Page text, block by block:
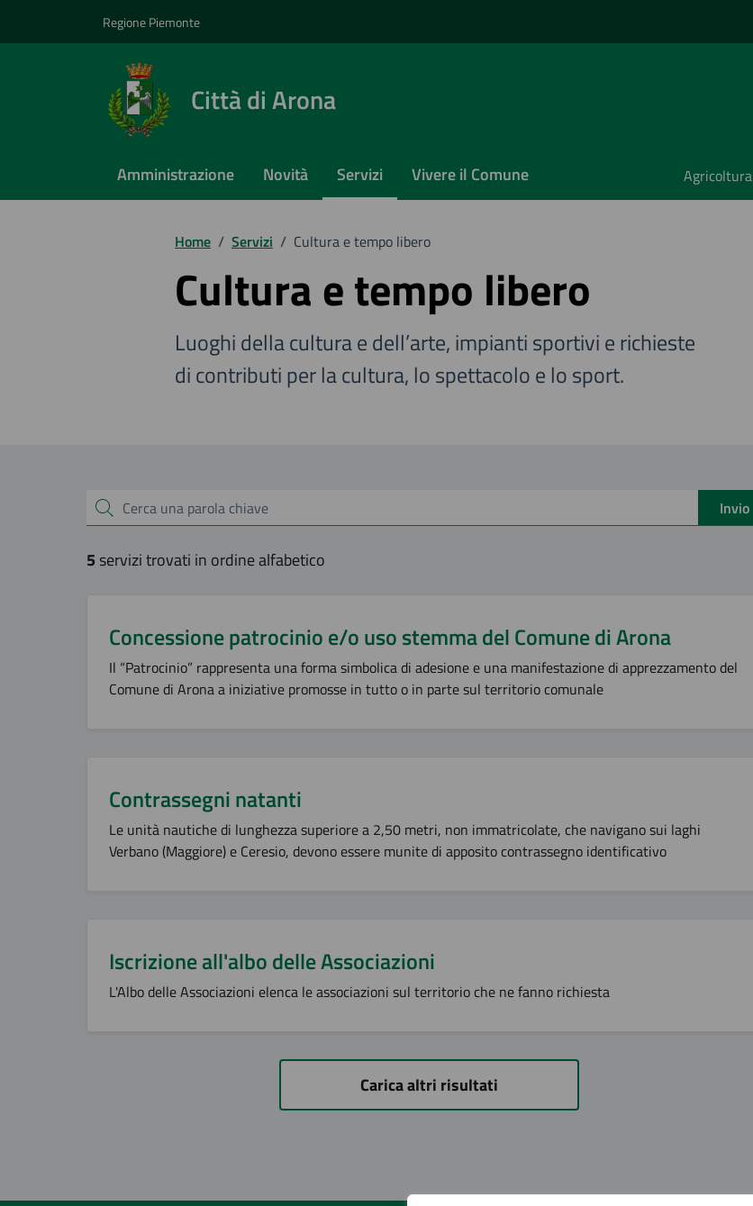
Regione Piemonte
Città di Arona
Amministrazione Novità Servizi Vivere il Comune Agricoltura
Home / Servizi / Cultura e tempo libero
Cultura e tempo libero
Luoghi della cultura e dell’arte, impianti sportivi e richieste
di contributi per la cultura, lo spettacolo e lo sport.
Cerca una parola chiave Invio
5 servizi trovati in ordine alfabetico
Concessione patrocinio e/o uso stemma del Comune di Arona
Il “Patrocinio” rappresenta una forma simbolica di adesione e una manifestazione di apprezzamento del
Comune di Arona a iniziative promosse in tutto o in parte sul territorio comunale
Contrassegni natanti
Le unità nautiche di lunghezza superiore a 2,50 metri, non immatricolate, che navigano sui laghi
Verbano (Maggiore) e Ceresio, devono essere munite di apposito contrassegno identificativo
Iscrizione all'albo delle Associazioni
L'Albo delle Associazioni elenca le associazioni sul territorio che ne fanno richiesta
Carica altri risultati